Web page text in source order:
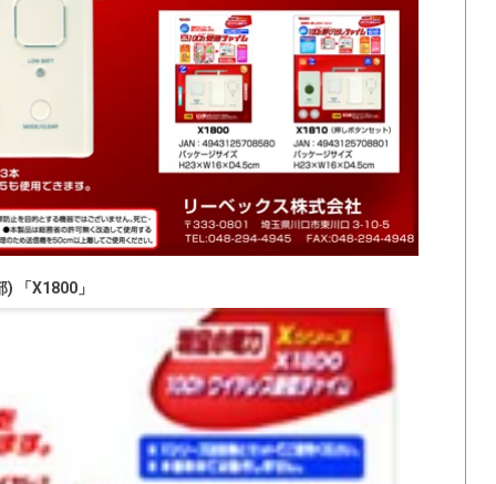
「X1800」